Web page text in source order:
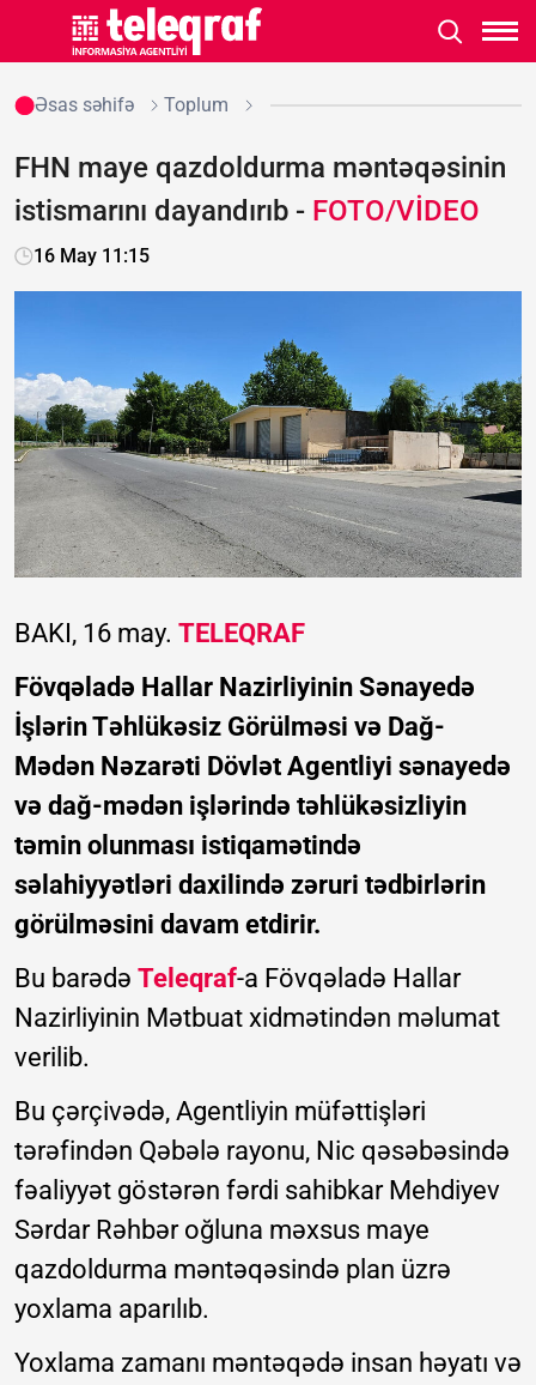
Əsas səhifə Toplum
FHN maye qazdoldurma məntəqəsinin
istismarını dayandırıb - FOTO/VİDEO
16 May 11:15
BAKI, 16 may. TELEQRAF
Fövqəladə Hallar Nazirliyinin Sənayedə
İşlərin Təhlükəsiz Görülməsi və Dağ-
Mədən Nəzarəti Dövlət Agentliyi sənayedə
və dağ-mədən işlərində təhlükəsizliyin
təmin olunması istiqamətində
səlahiyyətləri daxilində zəruri tədbirlərin
görülməsini davam etdirir.
Bu barədə Teleqraf-a Fövqəladə Hallar
Nazirliyinin Mətbuat xidmətindən məlumat
verilib.
Bu çərçivədə, Agentliyin müfəttişləri
tərəfindən Qəbələ rayonu, Nic qəsəbəsində
fəaliyyət göstərən fərdi sahibkar Mehdiyev
Sərdar Rəhbər oğluna məxsus maye
qazdoldurma məntəqəsində plan üzrə
yoxlama aparılıb.
Yoxlama zamanı məntəqədə insan həyatı və